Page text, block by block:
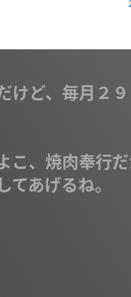
けど、毎月２
こ、焼肉奉行
あげるね。